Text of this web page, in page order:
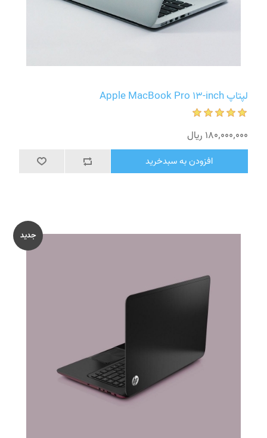
لپتاپ Apple MacBook Pro 13-inch
180٬000٬000 ریال
افزودن به سبدخرید
جدید